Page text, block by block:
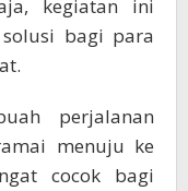
kegiatan ini
bagi para
perjalanan
menuju ke
cocok bagi